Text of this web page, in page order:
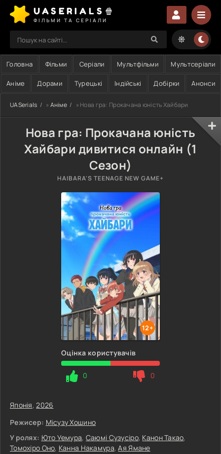
UASERIALS🍿
ФІЛЬМИ ТА СЕРІАЛИ
Головна Фільми Серіали Мультфільми Мультсеріали
Аніме Дорами Турецькі Індійські Добірки Анонси
UASerials » Аніме » Нова гра: Прокачана юність Хайбари
Нова гра: Прокачана юність
Хайбари дивитися онлайн (1
Сезон)
HAIBARA'S TEENAGE NEW GAME+
12+
Оцінка користувачів
0 0
Японія,2026
Режисер: Місузу Хошино
У ролях: Юто Уемура, Саюмі Сузусіро, Канон Такао,
Томохіро Оно, Канна Накамура,Ая Ямане